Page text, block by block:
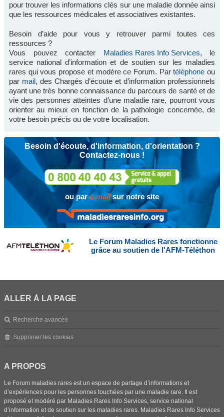
pour trouver les informations clés sur une maladie donnée ainsi
que les ressources médicales et associatives existantes.
Besoin d’aide pour vous y retrouver parmi toutes ces
ressources ?
Vous pouvez contacter Maladies Rares Info Services, le
service national d’information et de soutien sur les maladies
rares qui vous propose et modère ce Forum. Partéléphone ou
par mail, des Chargés d’écoute et d’information professionnels
ayant une très bonne connaissance du parcours de santé et de
vie des personnes atteintes d’une maladie rare, pourront vous
orienter au mieux en fonction de la pathologie concernée, de
votre besoin précis ou de votre localisation.
Besoin d'écoute, d'information, d'orientation ?
Contactez-nous !
ou pare-mailsur notre site
Le Forum Maladies Rares fonctionne
grâce au soutien de l'AFM-Téléthon
ALLER À LA PAGE
Recherche avancée
Supprimer les cookies
A PROPOS
Le Forum maladies rares est un espace de partage d’informations et
d’expériences pour les personnes touchées par une maladie rare. Il est
proposé et modéré par Maladies Rares Info Services, service national
d’information et de soutien sur les maladies rares. Maladies Rares Info Services